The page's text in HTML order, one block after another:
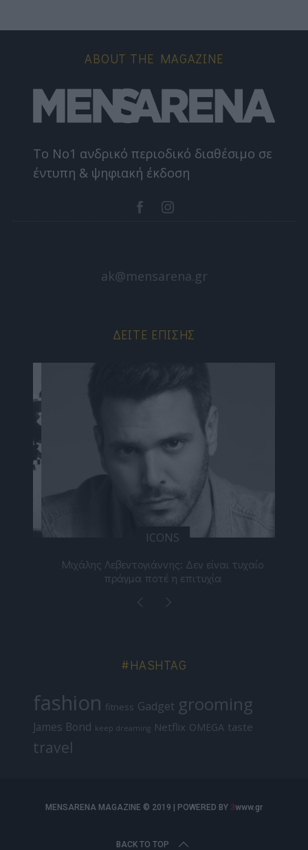
ABOUT THE MAGAZINE
Το Nο1 ανδρικό περιοδικό διαθέσιμο σε
έντυπη & ψηφιακή έκδοση
ak@mensarena.gr
ΔΕΊΤΕ ΕΠΊΣΗΣ
ICONS
Μιχάλης Λεβεντογιάννης: Δεν είναι τυχαίο
πράγμα ποτέ η επιτυχία
#HASHTAG
fashion fitness Gadget grooming
James Bond keep dreaming Netflix OMEGA taste
travel
MENSARENA MAGAZINE © 2019 | POWERED BY 3www.gr
BACK TO TOP